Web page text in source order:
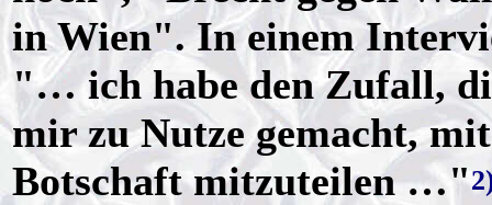
in Wien". In einem
"… ich habe den Zufall,
mir zu Nutze gemacht,
Botschaft mitzuteilen …"